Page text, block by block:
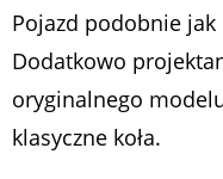
Pojazd podobnie
Dodatkowo
oryginalnego
klasyczne koła.